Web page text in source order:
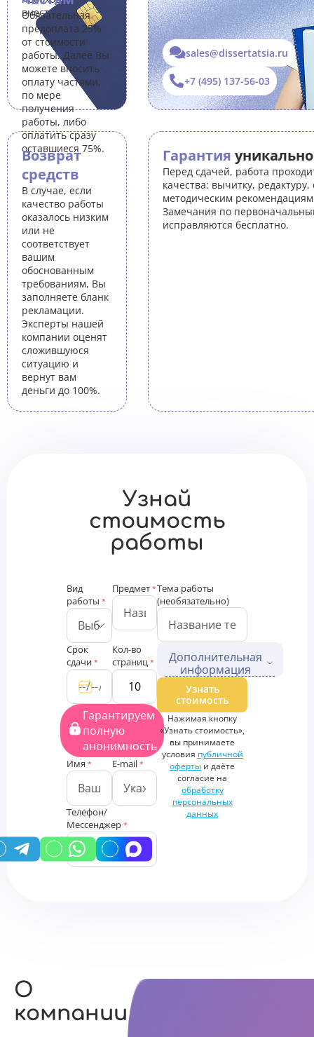
внести правки.
Обязательная
предоплата 25%
от стоимости
работы. Далее Вы
можете вносить
оплату частями,
по мере
получения
работы, либо
оплатить сразу
оставшиеся 75%.
Возврат
средств
В случае, если
качество работы
оказалось низким
или не
соответствует
вашим
обоснованным
требованиям, Вы
заполняете бланк
рекламации.
Эксперты нашей
компании оценят
сложившуюся
ситуацию и
вернут вам
деньги до 100%.
sales@dissertatsia.ru
+7 (495) 137-56-03
Гарантия
Перед сдачей, работа
качества: вычитку, редактуру,
методическим
Замечания по
исправляются бесплатно.
Узнай
стоимость
работы
Вид
работы *
Предмет *
Срок
сдачи *
Кол-во
страниц *
Гарантируем
полную
анонимность
Имя * E-mail *
Телефон/
Мессенджер *
Тема работы
(необязательно)
Дополнительная
информация
Дополнительные файлы
Загрузить
файлы
Дополнительная
информация
Узнать
стоимость
Нажимая кнопку
«Узнать стоимость»,
вы принимаете
условия публичной
оферты и даёте
согласие на
обработку
персональных
данных
О
компании